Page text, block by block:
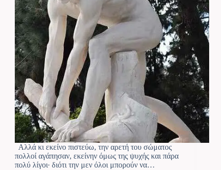
Αλλά κι εκείνο πιστεύω, την αρετή του σώματος
πολλοί αγάπησαν, εκείνην όμως της ψυχής και πάρα
πολύ λίγοι· διότι την μεν όλοι μπορούν να…